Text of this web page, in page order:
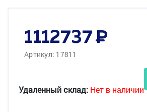
1112737
Артикул: 17811
Удаленный склад: Нет в наличии